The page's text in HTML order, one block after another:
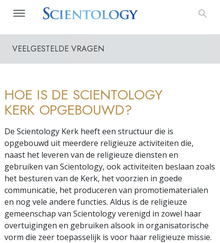
VEELGESTELDE VRAGEN
HOE IS DE SCIENTOLOGY
KERK OPGEBOUWD?
De Scientology Kerk heeft een structuur die is
opgebouwd uit meerdere religieuze activiteiten die,
naast het leveren van de religieuze diensten en
gebruiken van Scientology, ook activiteiten beslaan zoals
het besturen van de Kerk, het voorzien in goede
communicatie, het produceren van promotiematerialen
en nog vele andere functies. Aldus is de religieuze
gemeenschap van Scientology verenigd in zowel haar
overtuigingen en gebruiken alsook in organisatorische
vorm die zeer toepasselijk is voor haar religieuze missie.